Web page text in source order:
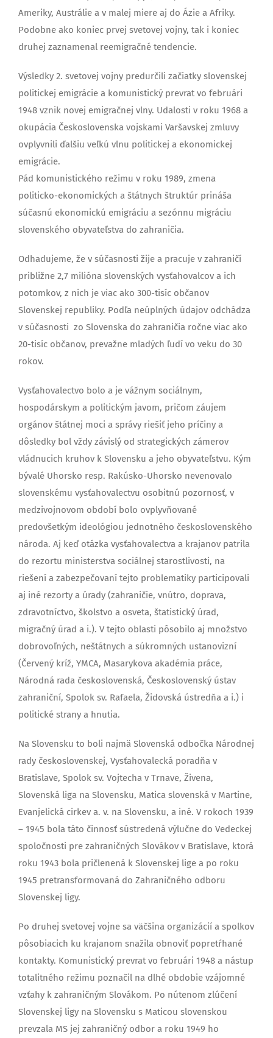
Ameriky, Austrálie a v malej miere aj do Ázie a Afriky.
Podobne ako koniec prvej svetovej vojny, tak i koniec
druhej zaznamenal reemigračné tendencie.
Výsledky 2. svetovej vojny predurčili začiatky slovenskej
politickej emigrácie a komunistický prevrat vo februári
1948 vznik novej emigračnej vlny. Udalosti v roku 1968 a
okupácia Československa vojskami Varšavskej zmluvy
ovplyvnili ďalšiu veľkú vlnu politickej a ekonomickej
emigrácie.
Pád komunistického režimu v roku 1989, zmena
politicko-ekonomických a štátnych štruktúr prináša
súčasnú ekonomickú emigráciu a sezónnu migráciu
slovenského obyvateľstva do zahraničia.
Odhadujeme, že v súčasnosti žije a pracuje v zahraničí
približne 2,7 milióna slovenských vysťahovalcov a ich
potomkov, z nich je viac ako 300-tisíc občanov
Slovenskej republiky. Podľa neúplných údajov odchádza
v súčasnosti zo Slovenska do zahraničia ročne viac ako
20-tisíc občanov, prevažne mladých ľudí vo veku do 30
rokov.
Vysťahovalectvo bolo a je vážnym sociálnym,
hospodárskym a politickým javom, pričom záujem
orgánov štátnej moci a správy riešiť jeho príčiny a
dôsledky bol vždy závislý od strategických zámerov
vládnucich kruhov k Slovensku a jeho obyvateľstvu. Kým
bývalé Uhorsko resp. Rakúsko-Uhorsko nevenovalo
slovenskému vysťahovalectvu osobitnú pozornosť, v
medzivojnovom období bolo ovplyvňované
predovšetkým ideológiou jednotného československého
národa. Aj keď otázka vysťahovalectva a krajanov patrila
do rezortu ministerstva sociálnej starostlivosti, na
riešení a zabezpečovaní tejto problematiky participovali
aj iné rezorty a úrady (zahraničie, vnútro, doprava,
zdravotníctvo, školstvo a osveta, štatistický úrad,
migračný úrad a i.). V tejto oblasti pôsobilo aj množstvo
dobrovoľných, neštátnych a súkromných ustanovizní
(Červený kríž, YMCA, Masarykova akadémia práce,
Národná rada československá, Československý ústav
zahraniční, Spolok sv. Rafaela, Židovská ústredňa a i.) i
politické strany a hnutia.
Na Slovensku to boli najmä Slovenská odbočka Národnej
rady československej, Vysťahovalecká poradňa v
Bratislave, Spolok sv. Vojtecha v Trnave, Živena,
Slovenská liga na Slovensku, Matica slovenská v Martine,
Evanjelická cirkev a. v. na Slovensku, a iné. V rokoch 1939
– 1945 bola táto činnosť sústredená výlučne do Vedeckej
spoločnosti pre zahraničných Slovákov v Bratislave, ktorá
roku 1943 bola pričlenená k Slovenskej lige a po roku
1945 pretransformovaná do Zahraničného odboru
Slovenskej ligy.
Po druhej svetovej vojne sa väčšina organizácií a spolkov
pôsobiacich ku krajanom snažila obnoviť popretŕhané
kontakty. Komunistický prevrat vo februári 1948 a nástup
totalitného režimu poznačil na dlhé obdobie vzájomné
vzťahy k zahraničným Slovákom. Po nútenom zlúčení
Slovenskej ligy na Slovensku s Maticou slovenskou
prevzala MS jej zahraničný odbor a roku 1949 ho